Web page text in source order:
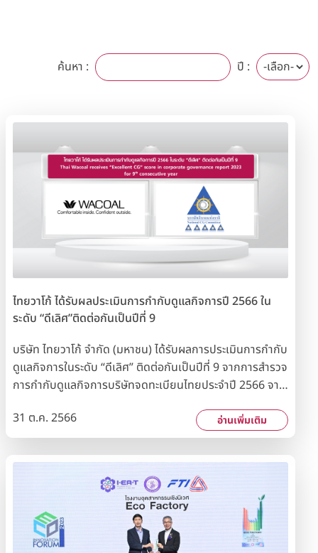
ค้นหา : ปี :
ไทยวาโก้ ได้รับผลประเมินการกำกับดูแลกิจการปี 2566 ใน
ระดับ “ดีเลิศ”ติดต่อกันเป็นปีที่ 9
บริษัท ไทยวาโก้ จำกัด (มหาชน) ได้รับผลการประเมินการกำกับ
ดูแลกิจการในระดับ “ดีเลิศ” ติดต่อกันเป็นปีที่ 9 จากการสำรวจ
การกำกับดูแลกิจการบริษัทจดทะเบียนไทยประจำปี 2566 จาก
สำนักงานคณะกรรมการกำกับหลักทรัพย์และตลาดหลักทรัพย์
(ก.ล.ต.) และตลาดหลักทรัพย์แห่งประเทศไทย (ตลท.) ผลการ
ประเมินดังกล่าวแสดงให้เห็นถึงความมุ่งมั่นของบริษัทฯ ในการ
ดำเนินกิจการภายใต้หลักการกำกับดูแลกิจการที่ดีมาโดย
ตลอด ควบคู่ไปกับการดำเนินธุรกิจอย่างสมดุลตามแนวทาง
การพัฒนาอย่างยั่งยืนทั้งด้านเศรษฐกิจ สังคม และสิ่ง
แวดล้อม
31 ต.ค. 2566 อ่านเพิ่มเติม